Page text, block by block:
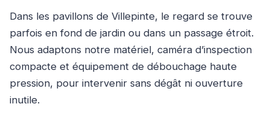
Dans les pavillons de Villepinte, le regard se trouve
parfois en fond de jardin ou dans un passage étroit.
Nous adaptons notre matériel, caméra d’inspection
compacte et équipement de débouchage haute
pression, pour intervenir sans dégât ni ouverture
inutile.